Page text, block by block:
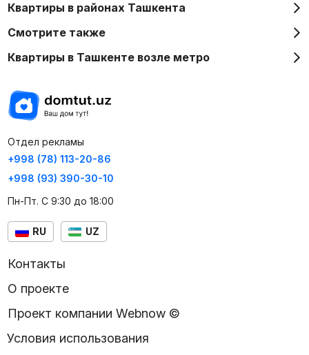
Квартиры в районах Ташкента
Смотрите также
Квартиры в Ташкенте возле метро
Отдел рекламы
+998 (78) 113-20-86
+998 (93) 390-30-10
Пн-Пт. С 9:30 до 18:00
RU UZ
Контакты
О проекте
Проект компании Webnow ©
Условия использования